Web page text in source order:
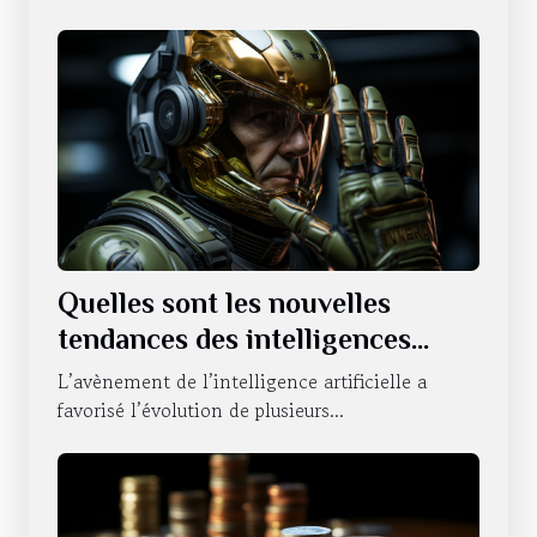
Quelles sont les nouvelles
tendances des intelligences
artificielles sur le statut du
NVIDIA ?
L’avènement de l’intelligence artificielle a
favorisé l’évolution de plusieurs...